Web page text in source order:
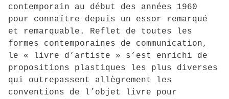
contemporain au début des années 1960
pour connaître depuis un essor remarqué
et remarquable. Reflet de toutes les
formes contemporaines de communication,
le « livre d’artiste » s’est enrichi de
propositions plastiques les plus diverses
qui outrepassent allègrement les
conventions de l’objet livre pour